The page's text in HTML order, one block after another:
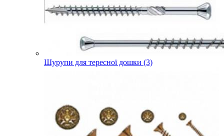
Шурупи для тересної дошки (3)